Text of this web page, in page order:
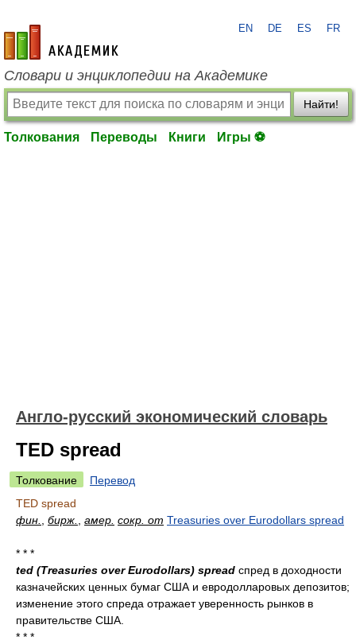
academic.ru
EN DE ES FR
Словари и энциклопедии на Академике
Найти!
Толкования Переводы Книги Игры ⚽
Англо-русский экономический словарь
TED spread
Толкование
Перевод
TED spread
фин.
бирж. амер. сокр. от Treasuries over Eurodollars spread
* * *
ted (Treasuries over Eurodollars) spread спред в доходности
казначейских ценных бумаг США и евродолларовых депозитов;
изменение этого спреда отражает уверенность рынков в
правительстве США.
* * *